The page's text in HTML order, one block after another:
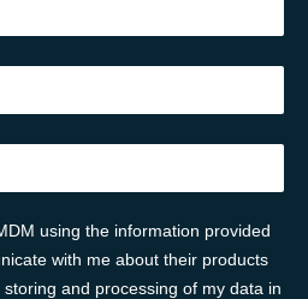
using the information provided
with me about their products
and processing of my data in